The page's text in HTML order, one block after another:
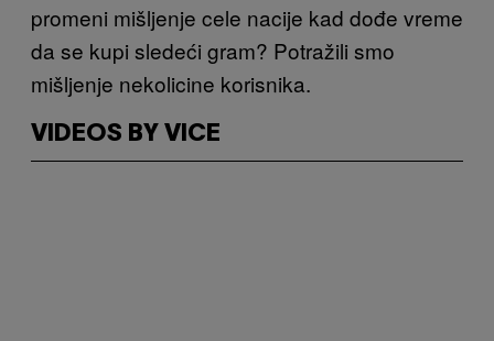
promeni mišljenje cele nacije kad dođe vreme
da se kupi sledeći gram? Potražili smo
mišljenje nekolicine korisnika.
VIDEOS BY VICE